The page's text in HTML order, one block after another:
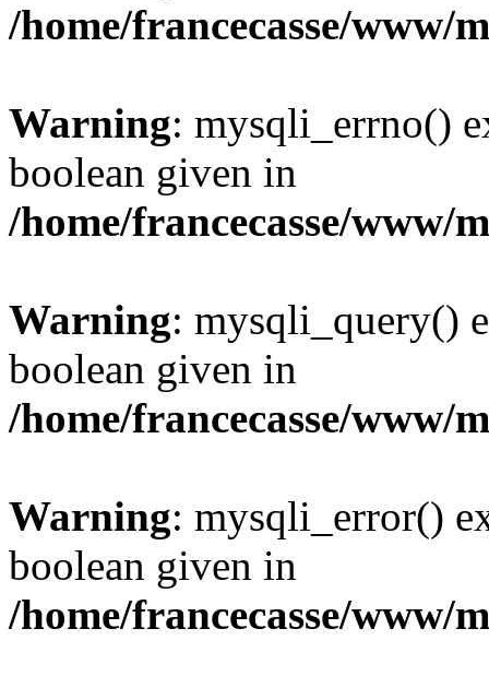
/home/francecasse/www/
Warning: mysqli_errno()
boolean given in
/home/francecasse/www/
Warning: mysqli_query()
boolean given in
/home/francecasse/www/
Warning: mysqli_error()
boolean given in
/home/francecasse/www/